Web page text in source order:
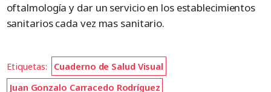
oftalmología y dar un servicio en los establecimientos
sanitarios cada vez mas sanitario.
Etiquetas:
Cuaderno de Salud Visual
Juan Gonzalo Carracedo Rodríguez